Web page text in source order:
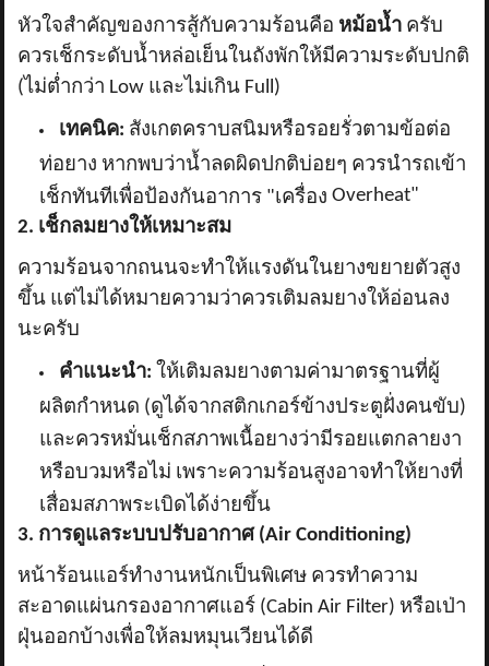
หัวใจสำคัญของการสู้กับความร้อนคือ หม้อน้ำ ครับ
ควรเช็กระดับน้ำหล่อเย็นในถังพักให้มีความระดับปกติ
(ไม่ต่ำกว่า Low และไม่เกิน Full)
เทคนิค: สังเกตคราบสนิมหรือรอยรั่วตามข้อต่อ
ท่อยาง หากพบว่าน้ำลดผิดปกติบ่อยๆ ควรนำรถเข้า
เช็กทันทีเพื่อป้องกันอาการ "เครื่องOverheat"
2. เช็กลมยางให้เหมาะสม
ความร้อนจากถนนจะทำให้แรงดันในยางขยายตัวสูง
ขึ้น แต่ไม่ได้หมายความว่าควรเติมลมยางให้อ่อนลง
นะครับ
คำแนะนำ: ให้เติมลมยางตามค่ามาตรฐานที่ผู้
ผลิตกำหนด (ดูได้จากสติกเกอร์ข้างประตูฝั่งคนขับ)
และควรหมั่นเช็กสภาพเนื้อยางว่ามีรอยแตกลายงา
หรือบวมหรือไม่ เพราะความร้อนสูงอาจทำให้ยางที่
เสื่อมสภาพระเบิดได้ง่ายขึ้น
3. การดูแลระบบปรับอากาศ (Air Conditioning)
หน้าร้อนแอร์ทำงานหนักเป็นพิเศษ ควรทำความ
สะอาดแผ่นกรองอากาศแอร์ (Cabin Air Filter) หรือเป่า
ฝุ่นออกบ้างเพื่อให้ลมหมุนเวียนได้ดี